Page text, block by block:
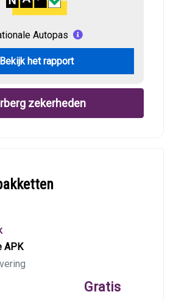
Autopas
Bekijk het rapport
zekerheden
APK
Gratis